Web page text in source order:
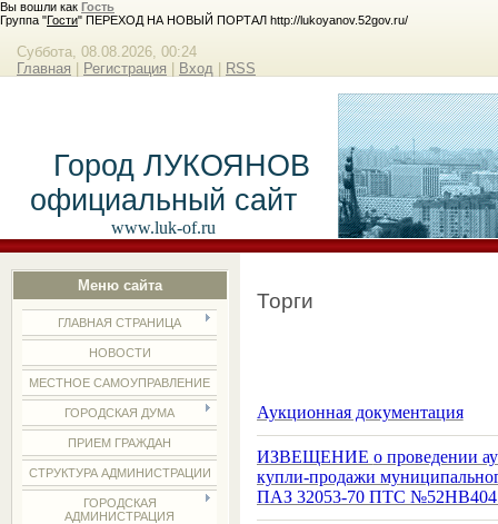
Вы вошли как Гость
Группа "Гости" ПЕРЕХОД НА НОВЫЙ ПОРТАЛ http://lukoyanov.52gov.ru/
Суббота, 08.08.2026, 00:24
Главная
Регистрация Вход RSS
Город ЛУКОЯНОВ
официальный сайт
www.luk-of.ru
Меню сайта
ГЛАВНАЯ СТРАНИЦА
НОВОСТИ
МЕСТНОЕ САМОУПРАВЛЕНИЕ
ГОРОДСКАЯ ДУМА
ПРИЕМ ГРАЖДАН
СТРУКТУРА АДМИНИСТРАЦИИ
ГОРОДСКАЯ
АДМИНИСТРАЦИЯ
Торги
Аукционная документация
ИЗВЕЩЕНИЕ о проведении
купли-продажи
ПАЗ 32053-70 ПТС